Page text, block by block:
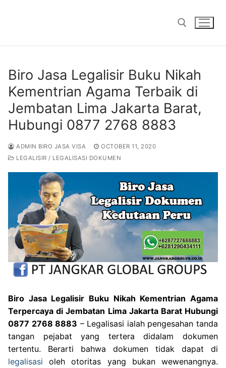
Biro Jasa Legalisir Buku Nikah
Kementrian Agama Terbaik di
Jembatan Lima Jakarta Barat,
Hubungi 0877 2768 8883
ADMIN BIRO JASA VISA
OCTOBER 11, 2020
LEGALISIR / LEGALISASI DOKUMEN
Biro Jasa Legalisir Buku Nikah Kementrian Agama
Terpercaya di Jembatan Lima Jakarta Barat Hubungi
0877 2768 8883 – Legalisasi ialah pengesahan tanda
tangan pejabat yang tertera didalam dokumen
tertentu. Berarti bahwa dokumen tidak dapat di
legalisasi oleh otoritas yang bukan wewenangnya.